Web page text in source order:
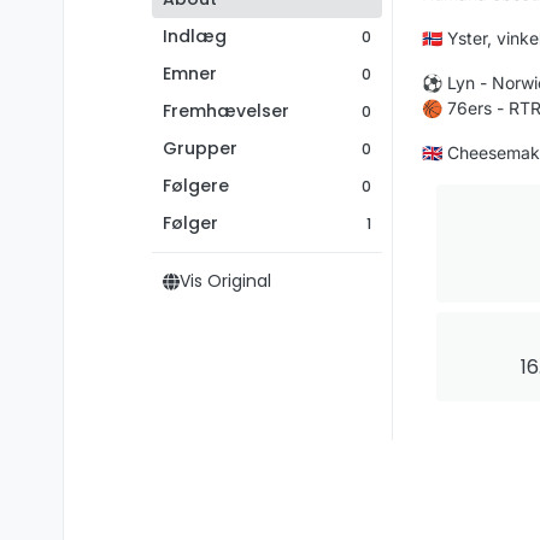
Indlæg
0
Emner 0
Fremhævelser 0
Grupper 0
Følgere 0
Følger 1
Vis Original
🇳🇴 Yster,
⚽ Lyn -
🏀 76ers -
🇬🇧